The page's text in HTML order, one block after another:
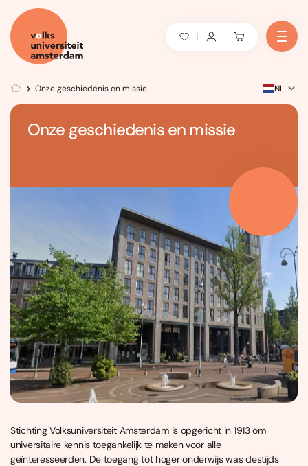
Onze geschiedenis en missie NL
Onze geschiedenis en missie
Stichting Volksuniversiteit Amsterdam is opgericht in 1913 om
universitaire kennis toegankelijk te maken voor alle
geïnteresseerden. De toegang tot hoger onderwijs was destijds